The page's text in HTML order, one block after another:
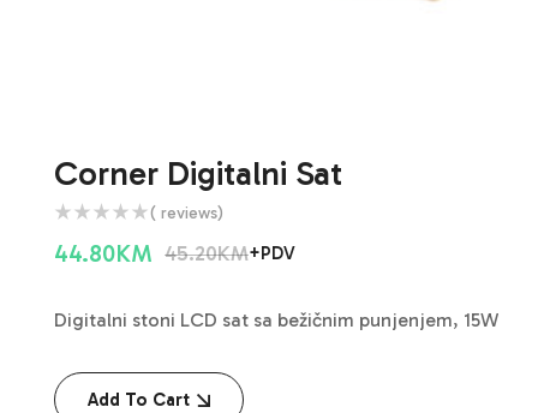
Corner Digitalni Sat
( reviews)
45.20KM
44.80KM +PDV
Digitalni stoni LCD sat sa bežičnim punjenjem, 15W
Add To Cart